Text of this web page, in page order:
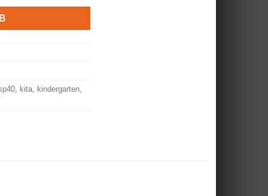
, kita, kindergarten,